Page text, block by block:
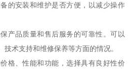
的安装和维护是否方便，以减少操作
产品质量和售后服务的可靠性。可以
术支持和维修保养等方面的情况。
格、性能和功能，选择具有良好性价